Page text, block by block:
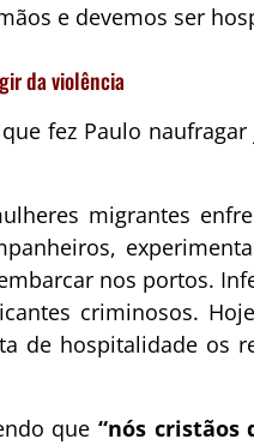
e devemos ser
da violência
fez Paulo
migrantes
nos portos.
criminosos.
de hospitalidade
que “nós